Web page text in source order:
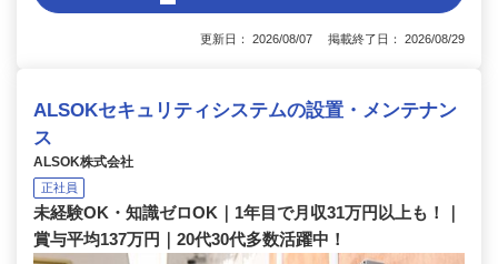
更新日： 2026/08/07 掲載終了日： 2026/08/29
ALSOKセキュリティシステムの設置・メンテナン
ス
ALSOK株式会社
正社員
未経験OK・知識ゼロOK｜1年目で月収31万円以上も！｜
賞与平均137万円｜20代30代多数活躍中！